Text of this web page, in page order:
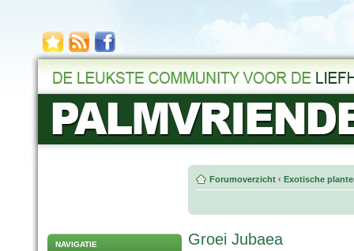
NAVIGATIE
Forumoverzicht ‹ Exotische
Groei Jubaea